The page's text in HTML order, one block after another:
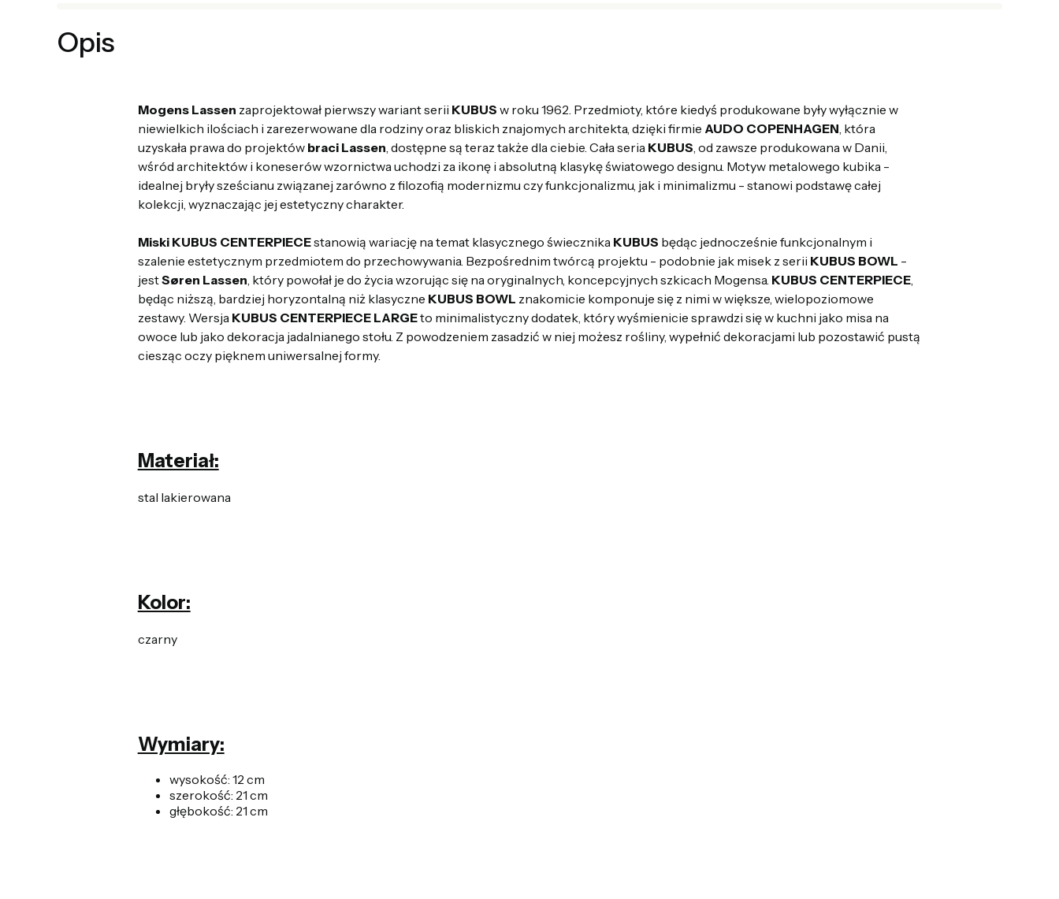
Opis
Mogens Lassen zaprojektował pierwszy wariant serii KUBUS w roku 1962. Przedmioty, które kiedyś produkowane były wyłącznie w
niewielkich ilościach i zarezerwowane dla rodziny oraz bliskich znajomych architekta, dzięki firmie AUDO COPENHAGEN, która
uzyskała prawa do projektów braci Lassen, dostępne są teraz także dla ciebie. Cała seria KUBUS, od zawsze produkowana w Danii,
wśród architektów i koneserów wzornictwa uchodzi za ikonę i absolutną klasykę światowego designu. Motyw metalowego kubika -
idealnej bryły sześcianu związanej zarówno z filozofią modernizmu czy funkcjonalizmu, jak i minimalizmu - stanowi podstawę całej
kolekcji, wyznaczając jej estetyczny charakter.
Miski KUBUS CENTERPIECEstanowią wariację na temat klasycznego świecznika KUBUS będąc jednocześnie funkcjonalnym i
szalenie estetycznym przedmiotem do przechowywania. Bezpośrednim twórcą projektu - podobnie jak misek z serii KUBUS BOWL -
jestSøren Lassen, który powołał je do życia wzorując się na oryginalnych, koncepcyjnych szkicach Mogensa. KUBUS CENTERPIECE,
będąc niższą, bardziej horyzontalną niż klasyczne KUBUS BOWL znakomicie komponuje się z nimi w większe, wielopoziomowe
zestawy. Wersja KUBUS CENTERPIECE LARGEto minimalistyczny dodatek, który wyśmienicie sprawdzi się w kuchni jako misa na
owoce lub jako dekoracja jadalnianego stołu. Z powodzeniem zasadzić w niej możesz rośliny, wypełnić dekoracjami lub pozostawić pustą
ciesząc oczy pięknem uniwersalnej formy.
Materiał:
stal lakierowana
Kolor:
czarny
Wymiary:
wysokość: 12 cm
szerokość: 21 cm
głębokość: 21 cm